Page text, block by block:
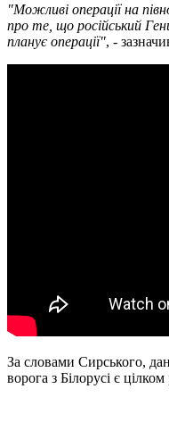
"Можливі операції на
про те, що російський
планує операції", -
За словами Сирського,
ворога з Білорусі є